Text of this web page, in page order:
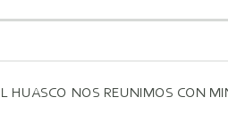
HUASCO NOS REUNIMOS CON